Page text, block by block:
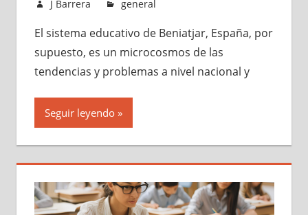
agosto 23, 2024
J Barrera general
El sistema educativo de Beniatjar, España, por
supuesto, es un microcosmos de las
tendencias y problemas a nivel nacional y
Seguir leyendo